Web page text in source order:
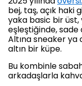
bej, taş, açık haki
yaka basic bir
eşleştiğinde, sade
Altına sneaker ya
altın bir küpe.
Bu kombinle
arkadaşlarla